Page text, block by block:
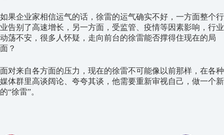
如果企业家相信运气的话，徐雷的运气确实不好，一方面整个行
业告别了高速增长，另一方面，受监管、疫情等因素影响，行业
动荡不安，很多人怀疑，走向前台的徐雷能否撑得住现在的局
面？
面对来自各方面的压力，现在的徐雷不可能像以前那样，在各种
媒体群里高谈阔论、夸夸其谈，他需要重新审视自己，做一个新
的“徐雷”。